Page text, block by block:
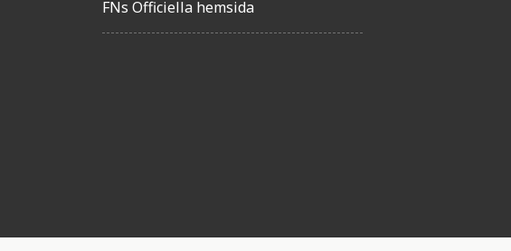
FNs Officiella hemsida